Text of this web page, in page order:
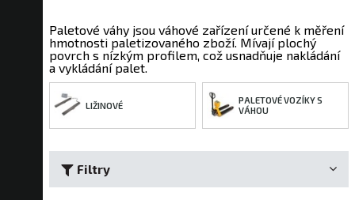
Paletové váhy jsou váhové zařízení určené k měření
hmotnosti paletizovaného zboží. Mívají plochý
povrch s nízkým profilem, což usnadňuje nakládání
a vykládání palet.
LIŽINOVÉ
PALETOVÉ VOZÍKY S
VÁHOU
Filtry